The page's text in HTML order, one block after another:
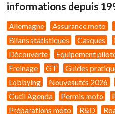
informations depuis
Allemagne Assurance moto
Bilans statistiques
Casques
Découverte
Equipement
Freinage
GT Guides
Lobbying
Nouveautés 2026
Outil Agenda
Permis moto
Préparations moto
R&D